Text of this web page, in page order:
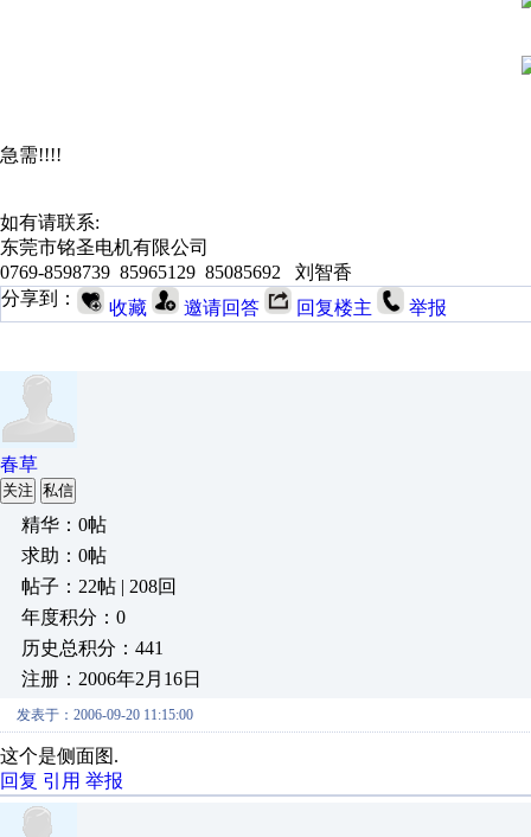
急需!!!!
如有请联系:
东莞市铭圣电机有限公司
0769-8598739 85965129 85085692 刘智香
分享到：
收藏 邀请回答 回复楼主 举报
春草
关注 私信
精华：0帖
求助：0帖
帖子：22帖 | 208回
年度积分：0
历史总积分：441
注册：2006年2月16日
发表于：2006-09-20 11:15:00
这个是侧面图.
回复 引用 举报